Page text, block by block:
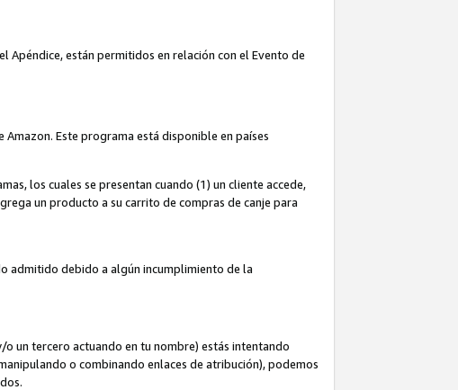
Apéndice, están permitidos en relación con el Evento de
Este programa está disponible en países
los cuales se presentan cuando (1) un cliente accede,
un producto a su carrito de compras de canje para
admitido debido a algún incumplimiento de la
un tercero actuando en tu nombre) estás intentando
o combinando enlaces de atribución), podemos